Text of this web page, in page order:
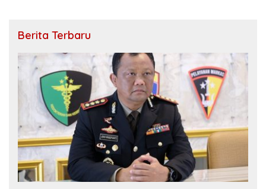
Berita Terbaru